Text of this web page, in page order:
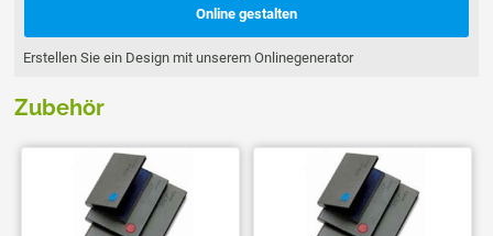
Online gestalten
Erstellen Sie ein Design mit unserem Onlinegenerator
Zubehör